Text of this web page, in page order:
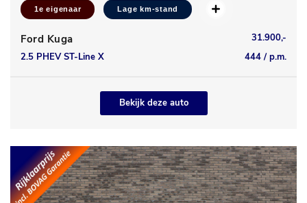
1e eigenaar Lage km-stand
Ford Kuga
31.900,-
2.5 PHEV ST-Line X
444 / p.m.
Bekijk deze auto